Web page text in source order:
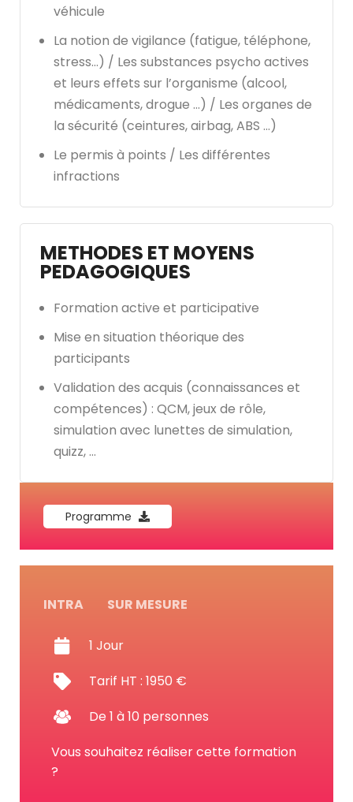
véhicule
La notion de vigilance (fatigue, téléphone,
stress…) / Les substances psycho actives
et leurs effets sur l’organisme (alcool,
médicaments, drogue …) / Les organes de
la sécurité (ceintures, airbag, ABS …)
Le permis à points / Les différentes
infractions
METHODES ET MOYENS
PEDAGOGIQUES
Formation active et participative
Mise en situation théorique des
participants
Validation des acquis (connaissances et
compétences) : QCM, jeux de rôle,
simulation avec lunettes de simulation,
quizz, …
Programme
INTRA SUR MESURE
1 Jour
Tarif HT : 1950 €
De 1 à 10 personnes
Vous souhaitez réaliser cette formation
?